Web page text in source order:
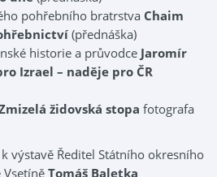
pohřebního bratrstva Chaim
(přednáška)
historie a průvodce Jaromír
Izrael – naděje pro ČR
židovská stopa fotografa
výstavě Ředitel Státního okresního
Tomáš Baletka